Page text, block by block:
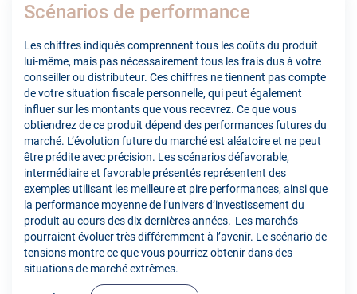
Scénarios de performance
Les chiffres indiqués comprennent tous les coûts du produit
lui-même, mais pas nécessairement tous les frais dus à votre
conseiller ou distributeur. Ces chiffres ne tiennent pas compte
de votre situation fiscale personnelle, qui peut également
influer sur les montants que vous recevrez. Ce que vous
obtiendrez de ce produit dépend des performances futures du
marché. L’évolution future du marché est aléatoire et ne peut
être prédite avec précision. Les scénarios défavorable,
intermédiaire et favorable présentés représentent des
exemples utilisant les meilleure et pire performances, ainsi que
la performance moyenne de l’univers d’investissement du
produit au cours des dix dernières années. Les marchés
pourraient évoluer très différemment à l’avenir. Le scénario de
tensions montre ce que vous pourriez obtenir dans des
situations de marché extrêmes.